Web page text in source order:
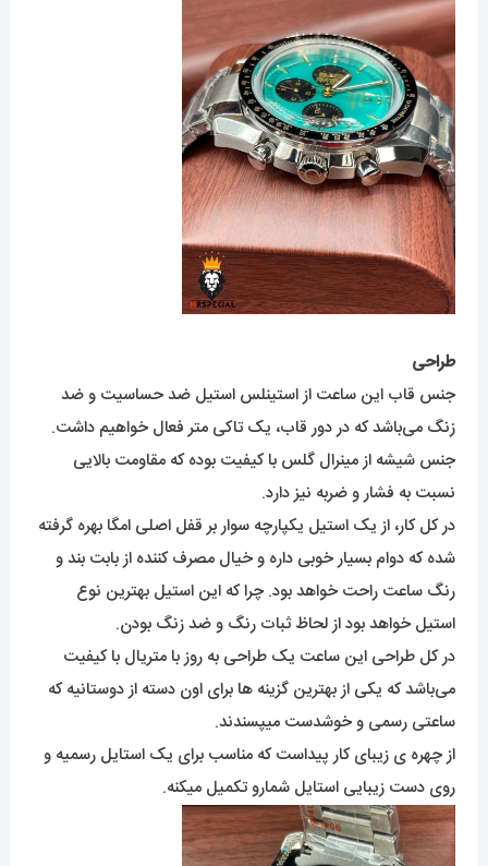
طراحی
جنس قاب این ساعت از استینلس استیل ضد حساسیت و ضد
زنگ می‌باشد که در دور قاب، یک تاکی متر فعال خواهیم داشت.
جنس شیشه از مینرال گلس با کیفیت بوده که مقاومت بالایی
نسبت به فشار و ضربه نیز دارد.
در کل کار، از یک استیل یکپارچه سوار بر قفل اصلی امگا بهره گرفته
شده که دوام بسیار خوبی داره و خیال مصرف کننده از بابت بند و
رنگ ساعت راحت خواهد بود. چرا که این استیل بهترین نوع
استیل خواهد بود از لحاظ ثبات رنگ و ضد زنگ بودن.
در کل طراحی این ساعت یک طراحی به روز با متریال با کیفیت
می‌باشد که یکی از بهترین گزینه ها برای اون دسته از دوستانیه که
ساعتی رسمی و خوشدست میپسندند.
از چهره ی زیبای کار پیداست که مناسب برای یک استایل رسمیه و
روی دست زیبایی استایل شمارو تکمیل میکنه.